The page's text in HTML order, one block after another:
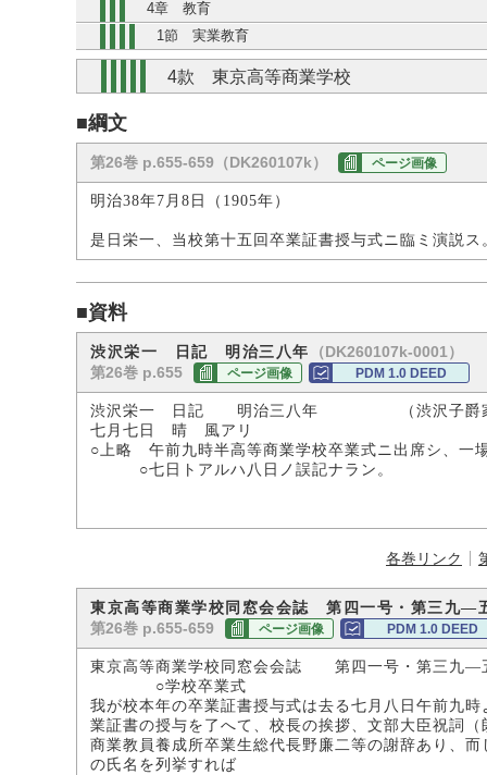
4章 教育
1節 実業教育
4款 東京高等商業学校
■綱文
第26巻 p.655-659（DK260107k） ページ画像
明治38年7月8日（1905年）
是日栄一、当校第十五回卒業証書授与式ニ臨ミ演説ス
■資料
渋沢栄一 日記 明治三八年
（DK260107k-0001）
第26巻 p.655
ページ画像 PDM 1.0 DEED
渋沢栄一 日記 明治三八年 （渋沢子爵家
七月七日 晴 風アリ
○上略 午前九時半高等商業学校卒業式ニ出席シ、一
○七日トアルハ八日ノ誤記ナラン。
各巻リンク
東京高等商業学校同窓会会誌 第四一号・第三九
第26巻 p.655-659 ページ画像 PDM 1.0 DEED
東京高等商業学校同窓会会誌 第四一号・第三九―
○学校卒業式
我が校本年の卒業証書授与式は去る七月八日午前九
業証書の授与を了へて、校長の挨拶、文部大臣祝詞
商業教員養成所卒業生総代長野廉二等の謝辞あり、
の氏名を列挙すれば